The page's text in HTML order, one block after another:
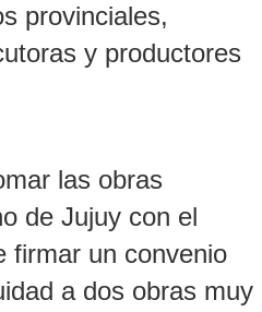
provinciales,
y productores
las obras
de Jujuy con el
firmar un convenio
a dos obras muy